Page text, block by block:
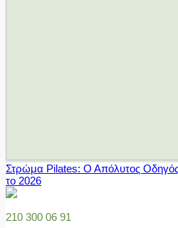
Στρώμα Pilates: Ο Απόλυτος
το 2026
210 300 06 91